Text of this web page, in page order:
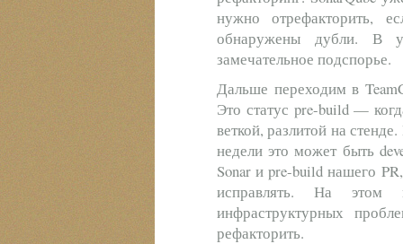
нужно отрефакторить,
обнаружены дубли. В
замечательное подспорье.
Дальше переходим в
Это статус pre-build —
веткой, разлитой на
недели это может быть
Sonar и pre-build нашего
исправлять. На этом
инфраструктурных
рефакторить.